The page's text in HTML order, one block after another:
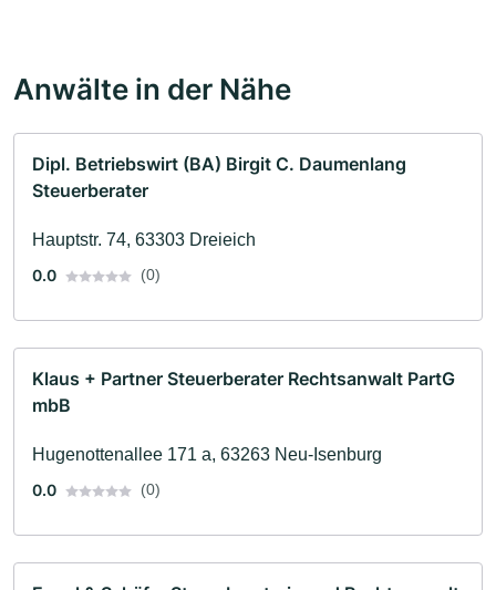
Anwälte in der Nähe
Dipl. Betriebswirt (BA) Birgit C. Daumenlang
Steuerberater
Hauptstr. 74, 63303 Dreieich
0.0
(0)
Klaus + Partner Steuerberater Rechtsanwalt PartG
mbB
Hugenottenallee 171 a, 63263 Neu-Isenburg
0.0
(0)